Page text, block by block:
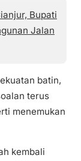
Bupati
Jalan
batin,
terus
menemukan
kembali